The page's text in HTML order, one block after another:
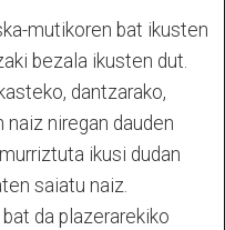
mutikoren bat ikusten
bezala ikusten dut.
dantzarako,
naiz niregan dauden
ikusi dudan
saiatu naiz.
da plazerarekiko